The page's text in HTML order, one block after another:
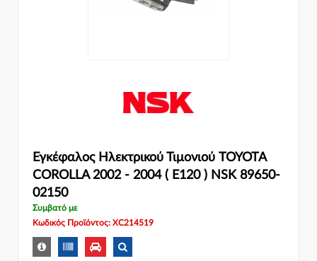
Εγκέφαλος Ηλεκτρικού Τιμονιού TOYOTA
COROLLA 2002 - 2004 ( E120 ) NSK 89650-
02150
Συμβατό με
Κωδικός Προϊόντος: XC214519